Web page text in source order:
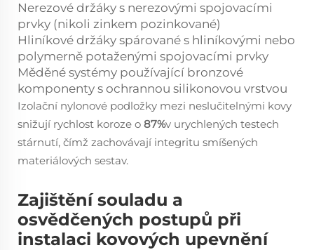
Nerezové držáky s nerezovými spojovacími
prvky (nikoli zinkem pozinkované)
Hliníkové držáky spárované s hliníkovými nebo
polymerně potaženými spojovacími prvky
Měděné systémy používající bronzové
komponenty s ochrannou silikonovou vrstvou
Izolační nylonové podložky mezi neslučitelnými kovy
snižují rychlost koroze o 87%v urychlených testech
stárnutí, čímž zachovávají integritu smíšených
materiálových sestav.
Zajištění souladu a
osvědčených postupů při
instalaci kovových upevnění